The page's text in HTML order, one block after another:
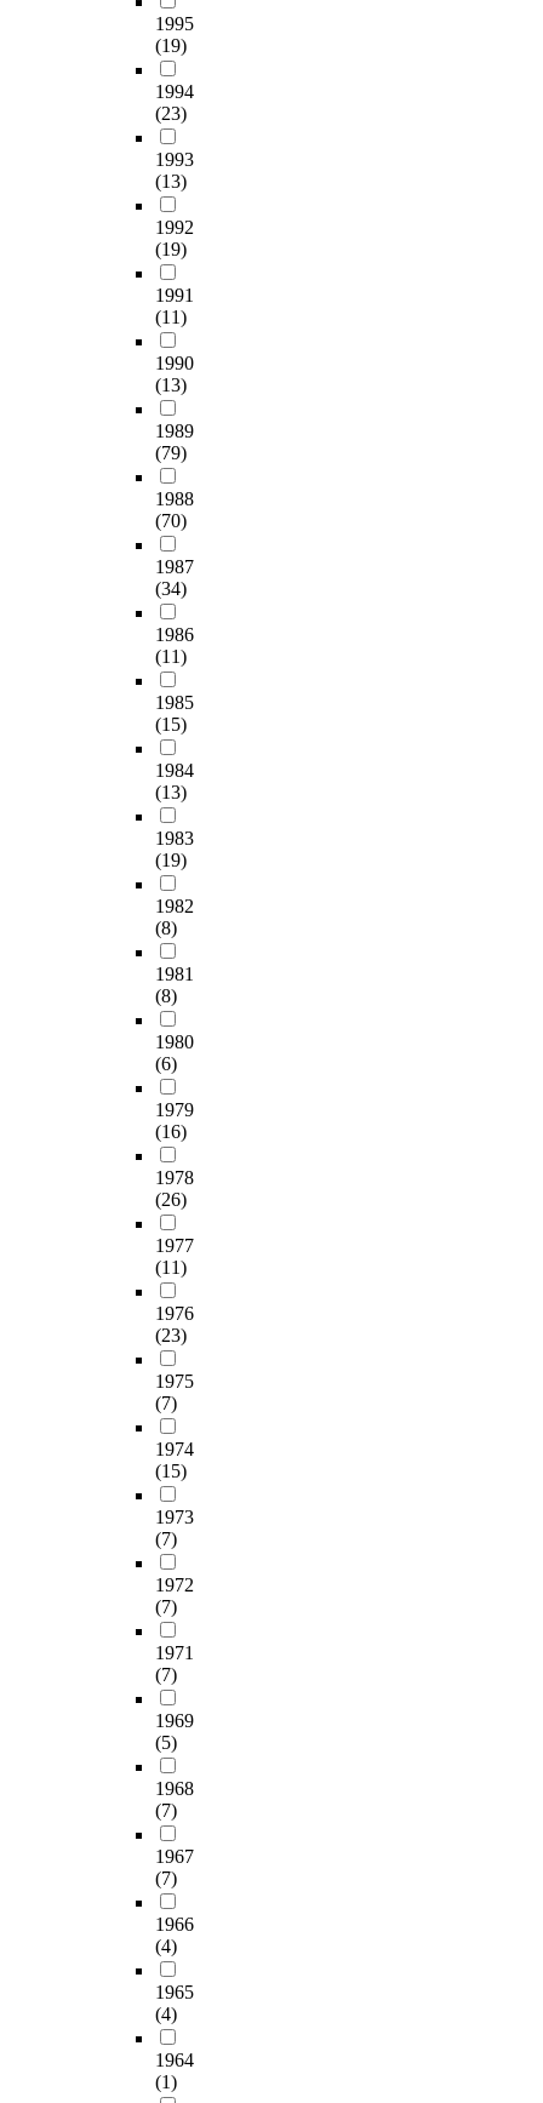
1995
(19)
1994
(23)
1993
(13)
1992
(19)
1991
(11)
1990
(13)
1989
(79)
1988
(70)
1987
(34)
1986
(11)
1985
(15)
1984
(13)
1983
(19)
1982
(8)
1981
(8)
1980
(6)
1979
(16)
1978
(26)
1977
(11)
1976
(23)
1975
(7)
1974
(15)
1973
(7)
1972
(7)
1971
(7)
1969
(5)
1968
(7)
1967
(7)
1966
(4)
1965
(4)
1964
(1)